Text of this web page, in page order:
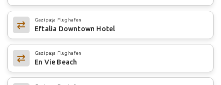
Gazipaşa Flughafen
Eftalia Downtown Hotel
Gazipaşa Flughafen
En Vie Beach